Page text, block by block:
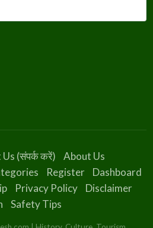
(संपर्क करें)
About Us
Register
Dashboard
Privacy Policy
Disclaimer
Safety Tips